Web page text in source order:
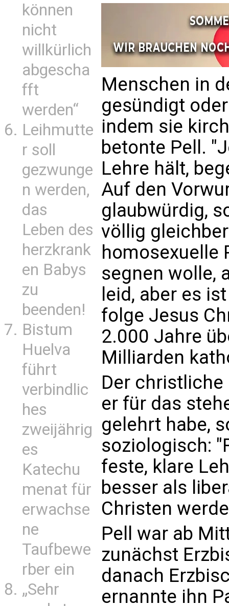
können
nicht
willkürlich
abgescha
fft
werden“
Leihmutte
r soll
gezwunge
n werden,
das
Leben des
herzkrank
en Babys
zu
beenden!
Bistum
Huelva
führt
verbindlic
hes
zweijährig
es
Katechu
menat für
erwachse
ne
Taufbewe
rber ein
„Sehr
Menschen in
gesündigt
indem sie
betonte Pell.
Lehre hält,
Auf den
glaubwürdig,
völlig
homosexuelle
segnen wolle,
leid, aber es
folge Jesus
2.000 Jahre
Milliarden
Der christliche
er für das
gelehrt habe,
soziologisch:
feste, klare
besser als
Christen
Pell war ab
zunächst
danach
ernannte ihn